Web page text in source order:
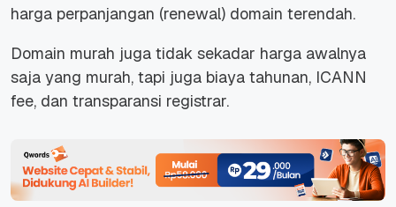
harga perpanjangan (renewal) domain terendah.
Domain murah juga tidak sekadar harga awalnya
saja yang murah, tapi juga biaya tahunan, ICANN
fee, dan transparansi registrar.